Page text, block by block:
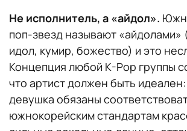
Не исполнитель, а «айдол».
поп-звезд называют «айдолами»
идол, кумир, божество) и это
Концепция любой K-Pop группы
что артист должен быть
девушка обязаны
южнокорейским стандартам